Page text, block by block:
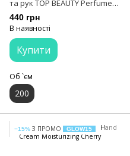
та рук TOP BEAUTY Perfumed
Ambergris Vanilla Black Pepper
Body & Hand Cream
440 грн
В наявності
Купити
Об `єм
200
−15% З ПРОМО GLOW15